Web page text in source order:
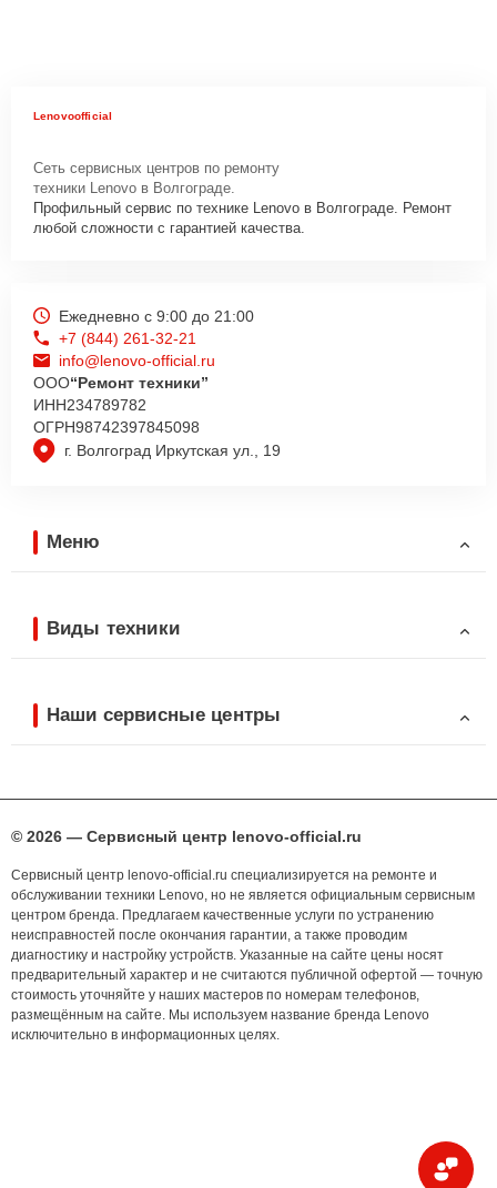
Lenovoofficial
Сеть сервисных центров по ремонту
техники Lenovo в Волгограде.
Профильный сервис по технике Lenovo в Волгограде. Ремонт
любой сложности с гарантией качества.
г. Волгоград Иркутская ул., 19
Ежедневно с 9:00 до 21:00
+7 (844) 261-32-21
info@lenovo-official.ru
ООО“Ремонт техники”
ИНН234789782
ОГРН98742397845098
Меню
Виды техники
Наши сервисные центры
© 2026 — Сервисный центр lenovo-official.ru
Сервисный центр lenovo-official.ru специализируется на ремонте и
обслуживании техники Lenovo, но не является официальным сервисным
центром бренда. Предлагаем качественные услуги по устранению
неисправностей после окончания гарантии, а также проводим
диагностику и настройку устройств. Указанные на сайте цены носят
предварительный характер и не считаются публичной офертой — точную
стоимость уточняйте у наших мастеров по номерам телефонов,
размещённым на сайте. Мы используем название бренда Lenovo
исключительно в информационных целях.